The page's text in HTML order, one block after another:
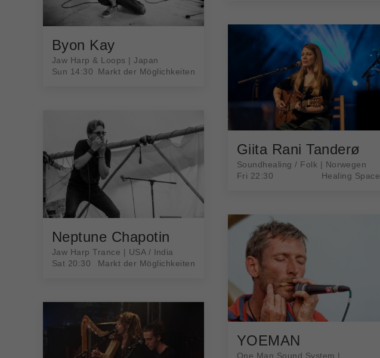
Byon Kay
Jaw Harp & Loops | Japan
Sun 14:30
Markt der Möglichkeiten
Giita Rani Tanderø
Soundhealing / Folk | Norwegen
Fri 22:30
Healing Space
Neptune Chapotin
Jaw Harp Trance | USA / India
Sat 20:30
Markt der Möglichkeiten
YOEMAN
One Man Sound System |